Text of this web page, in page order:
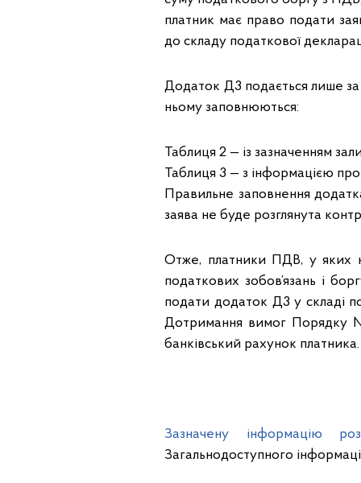
платник має право подати
до складу податкової
Додаток Д3 подається лише за
ньому заповнюються:
Таблиця 2 — із зазначенням
Таблиця 3 — з інформацією про
Правильне заповнення
заява не буде розглянута
Отже, платники ПДВ, у яких
податкових зобов’язань і
подати додаток Д3 у складі
Дотримання вимог Порядку
банківський рахунок платника.
Зазначену інформацію
Загальнодоступного